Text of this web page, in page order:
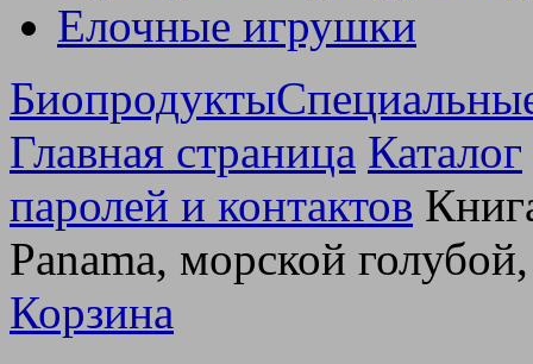
Елочные игрушки
Биопродукты
Главная страница Каталог
паролей и контактов
Panama, морской
Корзина